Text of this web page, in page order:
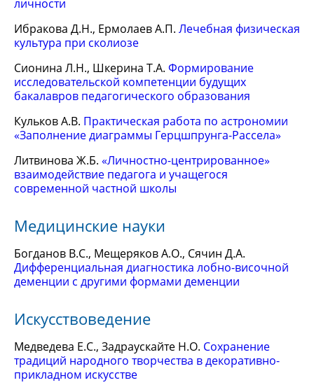
личности
Ибракова Д.Н., Ермолаев А.П. Лечебная физическая
культура при сколиозе
Сионина Л.Н., Шкерина Т.А. Формирование
исследовательской компетенции будущих
бакалавров педагогического образования
Кульков А.В. Практическая работа по астрономии
«Заполнение диаграммы Герцшпрунга-Рассела»
Литвинова Ж.Б. «Личностно-центрированное»
взаимодействие педагога и учащегося
современной частной школы
Медицинские науки
Богданов В.С., Мещеряков А.О., Сячин Д.А.
Дифференциальная диагностика лобно-височной
деменции с другими формами деменции
Искусствоведение
Медведева Е.С., Задраускайте Н.О. Сохранение
традиций народного творчества в декоративно-
прикладном искусстве